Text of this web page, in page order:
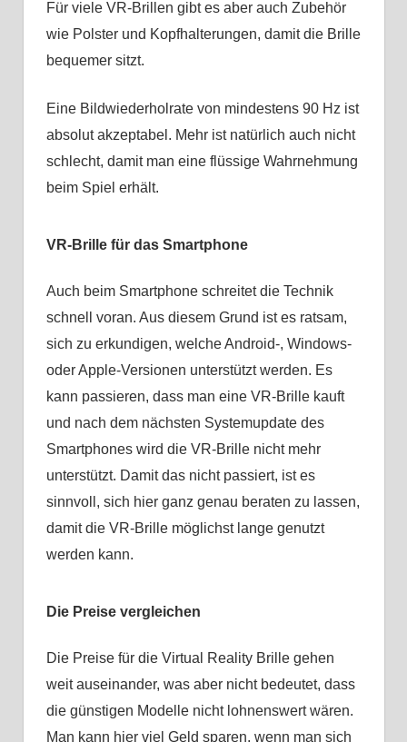
Für viele VR-Brillen gibt es aber auch Zubehör
wie Polster und Kopfhalterungen, damit die Brille
bequemer sitzt.
Eine Bildwiederholrate von mindestens 90 Hz ist
absolut akzeptabel. Mehr ist natürlich auch nicht
schlecht, damit man eine flüssige Wahrnehmung
beim Spiel erhält.
VR-Brille für das Smartphone
Auch beim Smartphone schreitet die Technik
schnell voran. Aus diesem Grund ist es ratsam,
sich zu erkundigen, welche Android-, Windows-
oder Apple-Versionen unterstützt werden. Es
kann passieren, dass man eine VR-Brille kauft
und nach dem nächsten Systemupdate des
Smartphones wird die VR-Brille nicht mehr
unterstützt. Damit das nicht passiert, ist es
sinnvoll, sich hier ganz genau beraten zu lassen,
damit die VR-Brille möglichst lange genutzt
werden kann.
Die Preise vergleichen
Die Preise für die Virtual Reality Brille gehen
weit auseinander, was aber nicht bedeutet, dass
die günstigen Modelle nicht lohnenswert wären.
Man kann hier viel Geld sparen, wenn man sich